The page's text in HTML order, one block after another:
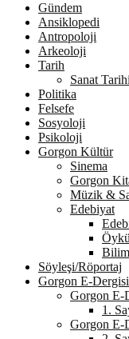
Gündem
Ansiklopedi
Antropoloji
Arkeoloji
Tarih
Sanat Tarihi
Politika
Felsefe
Sosyoloji
Psikoloji
Gorgon Kültür
Sinema
Gorgon
Müzik &
Edebiyat
Öykü
Söyleşi/Röportaj
Gorgon E-Dergisi
Gorgon E-
1.
Gorgon E-